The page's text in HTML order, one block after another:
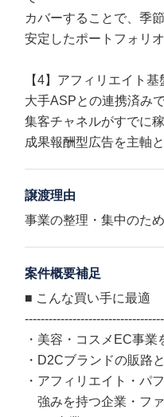
カバーすることで、季
安定したポートフォリ
【4】アフィリエイト
大手ASPとの連携済み
集客チャネルがすでに稼
成果報酬型広告を主軸
譲渡理由
事業の整理・集中のため
案件概要補足
■ こんな買い手に最適
・美容・コスメEC事
・D2Cブランドの販路
・アフィリエイト・パ
強みを持つ企業・フ